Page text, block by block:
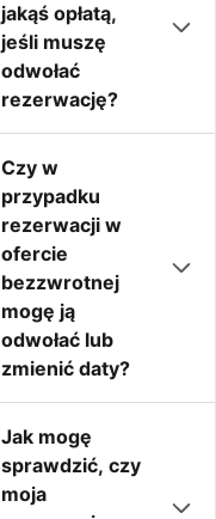
jakąś opłatą,
jeśli muszę
odwołać
rezerwację?
Czy w
przypadku
rezerwacji w
ofercie
bezzwrotnej
mogę ją
odwołać lub
zmienić daty?
Jak mogę
sprawdzić, czy
moja